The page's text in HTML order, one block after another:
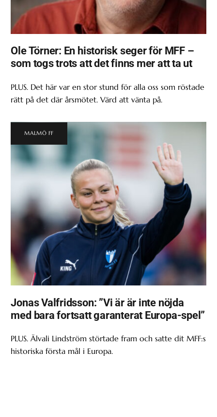
Ole Törner: En historisk seger för MFF –
som togs trots att det finns mer att ta ut
PLUS. Det här var en stor stund för alla oss som röstade
rätt på det där årsmötet. Värd att vänta på.
MALMÖ FF
Jonas Valfridsson: ”Vi är är inte nöjda
med bara fortsatt garanterat Europa-spel”
PLUS. Älvali Lindström störtade fram och satte dit MFF:s
historiska första mål i Europa.